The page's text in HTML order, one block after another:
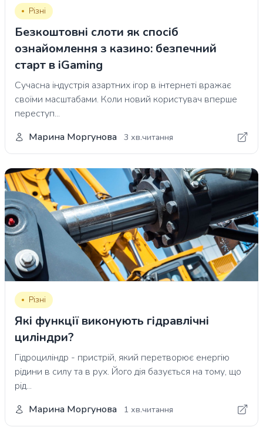
Різні
Безкоштовні слоти як спосіб
ознайомлення з казино: безпечний
старт в iGaming
Сучасна індустрія азартних ігор в інтернеті вражає
своїми масштабами. Коли новий користувач вперше
переступ...
Марина Моргунова
3 хв.читання
Різні
Які функції виконують гідравлічні
циліндри?
Гідроциліндр - пристрій, який перетворює енергію
рідини в силу та в рух. Його дія базується на тому, що
рід...
Марина Моргунова
1 хв.читання